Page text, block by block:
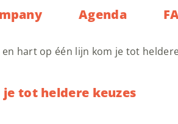
Agenda
hart op één lijn kom je tot
tot heldere keuzes